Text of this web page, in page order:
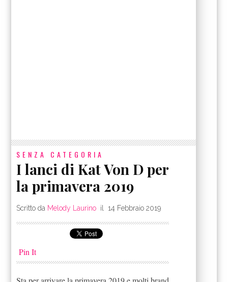
SENZA CATEGORIA
I lanci di Kat Von D per
la primavera 2019
Scritto da Melody Laurino il14 Febbraio 2019
Pin It